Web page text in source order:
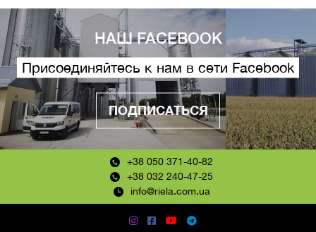
НАШ FACEBOOK
Присоединяйтесь к нам в сети Facebook
ПОДПИСАТЬСЯ
+38 050 371-40-82
+38 032 240-47-25
info@riela.com.ua